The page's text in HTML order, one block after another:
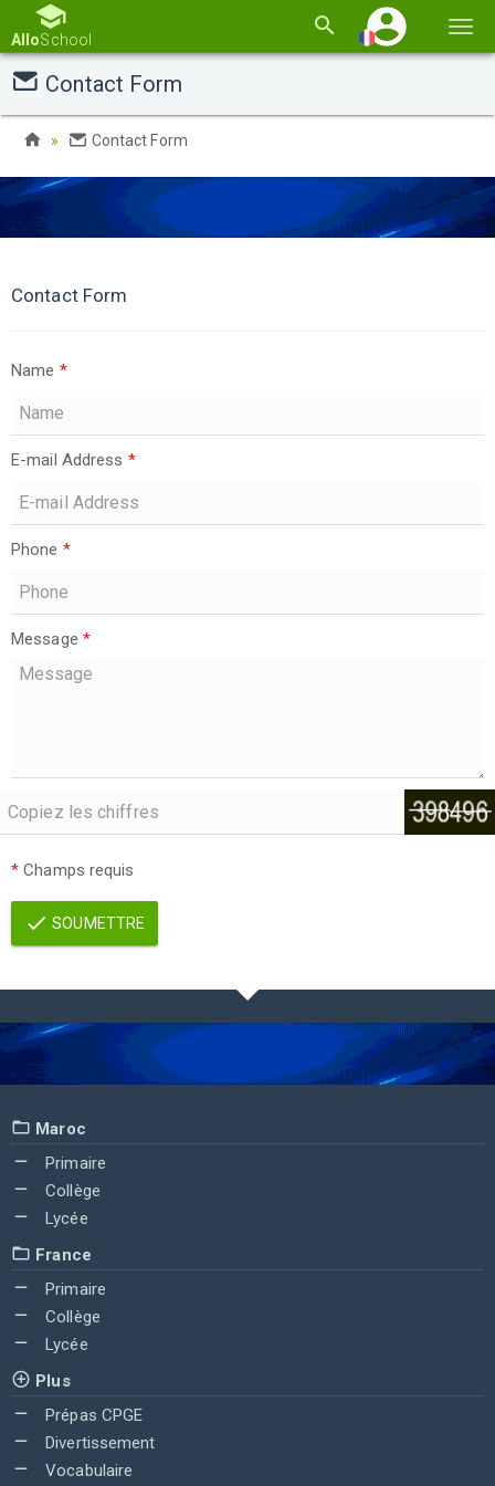
la
AlloSchool
Contact Form
Contact Form
Contact Form
Name *
E-mail Address *
Phone *
Message *
* Champs requis
SOUMETTRE
Maroc
Primaire
Collège
Lycée
France
Primaire
Collège
Lycée
Plus
Prépas CPGE
Divertissement
Vocabulaire